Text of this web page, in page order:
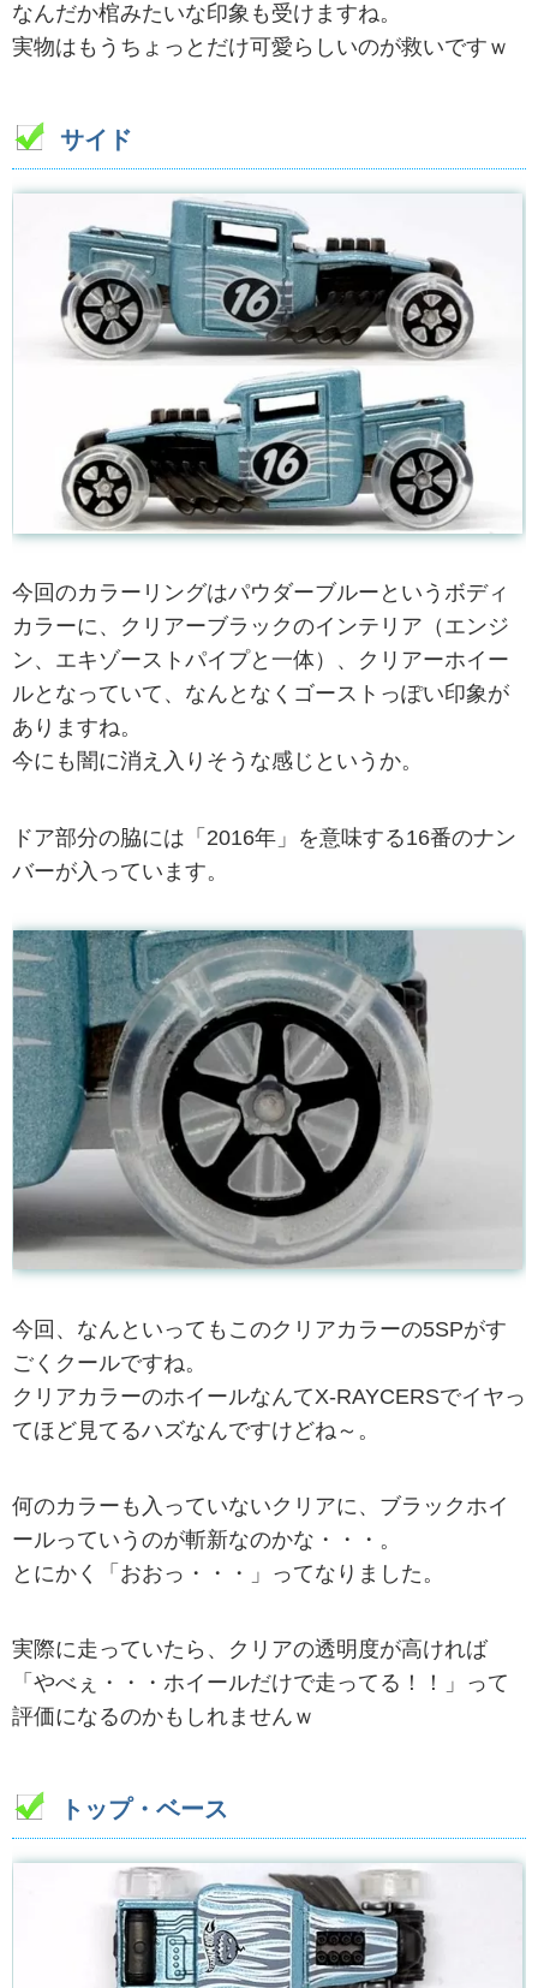
なんだか棺みたいな印象も受けますね。
実物はもうちょっとだけ可愛らしいのが救いですｗ
サイド
今回のカラーリングはパウダーブルーというボディ
カラーに、クリアーブラックのインテリア（エンジ
ン、エキゾーストパイプと一体）、クリアーホイー
ルとなっていて、なんとなくゴーストっぽい印象が
ありますね。
今にも闇に消え入りそうな感じというか。
ドア部分の脇には「2016年」を意味する16番のナン
バーが入っています。
今回、なんといってもこのクリアカラーの5SPがす
ごくクールですね。
クリアカラーのホイールなんてX-RAYCERSでイヤっ
てほど見てるハズなんですけどね～。
何のカラーも入っていないクリアに、ブラックホイ
ールっていうのが斬新なのかな・・・。
とにかく「おおっ・・・」ってなりました。
実際に走っていたら、クリアの透明度が高ければ
「やべぇ・・・ホイールだけで走ってる！！」って
評価になるのかもしれませんｗ
トップ・ベース